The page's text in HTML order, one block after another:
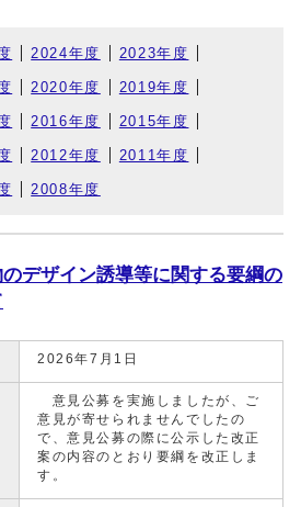
2024年度 2023年度
2020年度 2019年度
2016年度 2015年度
2012年度 2011年度
2008年度
デザイン誘導等に関する要綱の
2026年7月1日
意見公募を実施しましたが、ご
意見が寄せられませんでしたの
で、意見公募の際に公示した改正
案の内容のとおり要綱を改正しま
す。